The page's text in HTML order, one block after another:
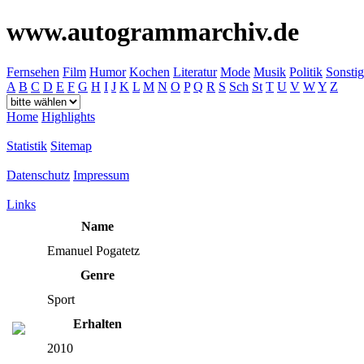
www.autogrammarchiv.de
Fernsehen Film Humor Kochen Literatur Mode Musik Politik
A B C D E F G H I J K L M N O P Q R S Sch St T U V WY Z
Home Highlights
Statistik Sitemap
Datenschutz Impressum
Links
Name
Emanuel Pogatetz
Genre
Sport
Erhalten
2010